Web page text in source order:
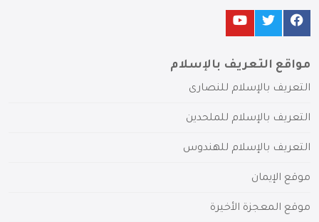
مواقع التعريف بالإسلام
التعريف بالإسلام للنصارى
التعريف بالإسلام للملحدين
التعريف بالإسلام للهندوس
موقع الإيمان
موقع المعجزة الأخيرة